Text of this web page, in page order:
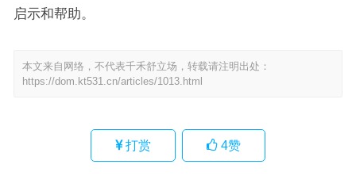
启示和帮助。
本文来自网络，不代表千禾舒立场，转载请注明出处：
https://dom.kt531.cn/articles/1013.html
打赏 4赞